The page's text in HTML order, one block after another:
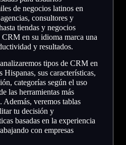
de negocios latinos en
consultores y
tiendas y negocios
en su idioma marca una
y resultados.
tipos de CRM en
Hispanas, sus características,
categorías según el uso
las herramientas más
Además, veremos tablas
tu decisión y
basadas en la experiencia
con empresas